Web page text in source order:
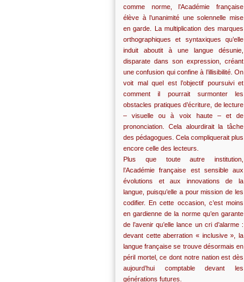
comme norme, l’Académie française
élève à l’unanimité une solennelle mise
en garde. La multiplication des marques
orthographiques et syntaxiques qu’elle
induit aboutit à une langue désunie,
disparate dans son expression, créant
une confusion qui confine à l’illisibilité. On
voit mal quel est l’objectif poursuivi et
comment il pourrait surmonter les
obstacles pratiques d’écriture, de lecture
– visuelle ou à voix haute – et de
prononciation. Cela alourdirait la tâche
des pédagogues. Cela compliquerait plus
encore celle des lecteurs.
Plus que toute autre institution,
l’Académie française est sensible aux
évolutions et aux innovations de la
langue, puisqu’elle a pour mission de les
codifier. En cette occasion, c’est moins
en gardienne de la norme qu’en garante
de l’avenir qu’elle lance un cri d’alarme :
devant cette aberration « inclusive », la
langue française se trouve désormais en
péril mortel, ce dont notre nation est dès
aujourd’hui comptable devant les
générations futures.